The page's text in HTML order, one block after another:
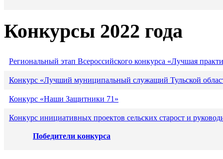
Конкурсы 2022 года
Региональный этап Всероссийского конкурса «Лучшая
Конкурс «Лучший муниципальный служащий Тульской
Конкурс «Наши Защитники 71»
Конкурс инициативных проектов сельских старост и
Победители конкурса